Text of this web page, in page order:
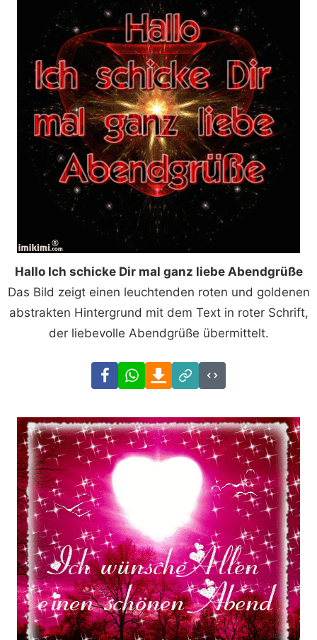
Hallo Ich schicke Dir mal ganz liebe Abendgrüße
Das Bild zeigt einen leuchtenden roten und goldenen
abstrakten Hintergrund mit dem Text in roter Schrift,
der liebevolle Abendgrüße übermittelt.
FacebookWhatsAppDownload
Link
Code